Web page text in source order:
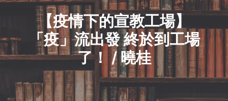
【疫情下的宣教工場】
「疫」流出發 終於到工場
了！ / 曉桂